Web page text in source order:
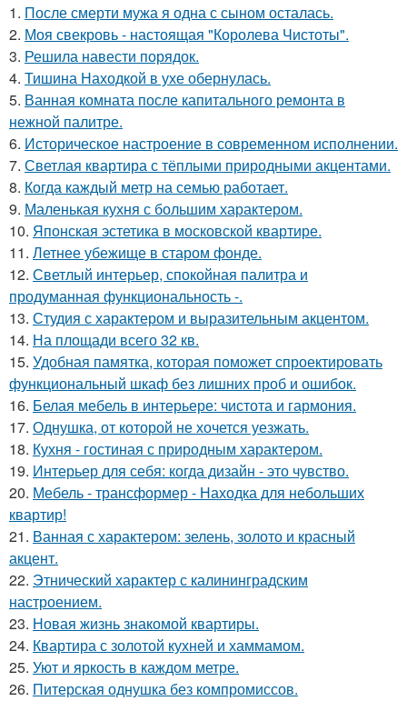
1. После смерти мужа я одна с сыном осталась.
2. Моя свекровь - настоящая "Королева Чистоты".
3. Решила навести порядок.
4. Тишина Находкой в ухе обернулась.
5. Ванная комната после капитального ремонта в
нежной палитре.
6. Историческое настроение в современном исполнении.
7. Светлая квартира с тёплыми природными акцентами.
8. Когда каждый метр на семью работает.
9. Маленькая кухня с большим характером.
10. Японская эстетика в московской квартире.
11. Летнее убежище в старом фонде.
12. Светлый интерьер, спокойная палитра и
продуманная функциональность -.
13. Студия с характером и выразительным акцентом.
14. На площади всего 32 кв.
15. Удобная памятка, которая поможет спроектировать
функциональный шкаф без лишних проб и ошибок.
16. Белая мебель в интерьере: чистота и гармония.
17. Однушка, от которой не хочется уезжать.
18. Кухня - гостиная с природным характером.
19. Интерьер для себя: когда дизайн - это чувство.
20. Мебель - трансформер - Находка для небольших
квартир!
21. Ванная с характером: зелень, золото и красный
акцент.
22. Этнический характер с калининградским
настроением.
23. Новая жизнь знакомой квартиры.
24. Квартира с золотой кухней и хаммамом.
25. Уют и яркость в каждом метре.
26. Питерская однушка без компромиссов.